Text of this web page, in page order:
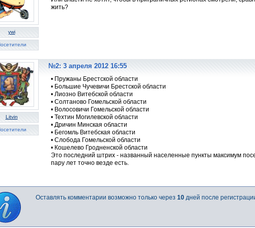
ywi
жить?
Litvin
№2: 3 апреля 2012 16:55
• Пружаны Брестской области
• Большие Чучевичи Брестской области
• Лиозно Витебской области
• Солтаново Гомельской области
• Волосовичи Гомельской области
• Техтин Могилевской области
• Дричин Минская области
• Бегомль Витебская области
• Слобода Гомельской области
• Кошелево Гродненской области
Это последний штрих - названный населенные пункты максимум
пару лет точно везде есть.
Оставлять комментарии возможно только через 10 дней после